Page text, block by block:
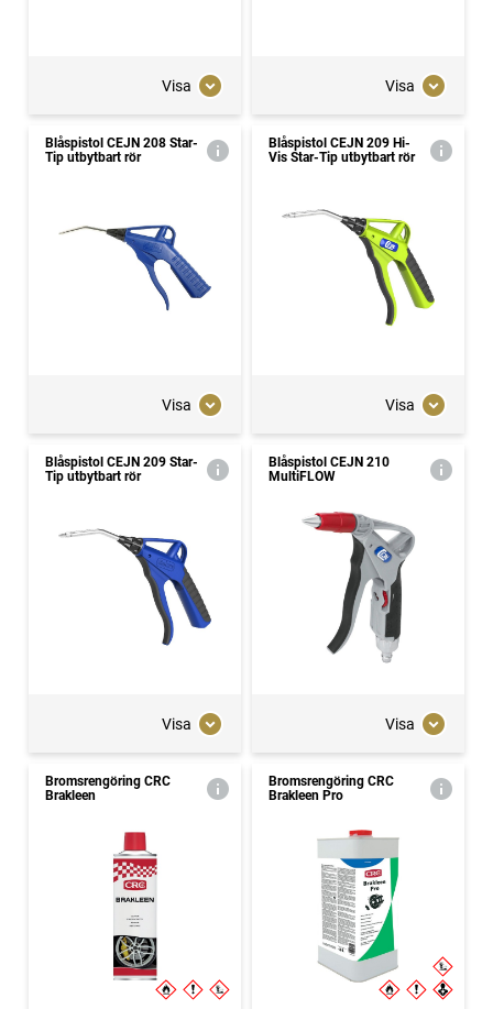
Visa Visa
Blåspistol CEJN 208 Star-
Tip utbytbart rör
Visa
Blåspistol CEJN 209 Hi-
Vis Star-Tip utbytbart rör
Visa
Blåspistol CEJN 209 Star-
Tip utbytbart rör
Visa
Blåspistol CEJN 210
MultiFLOW
Visa
Bromsrengöring CRC
Brakleen
Bromsrengöring CRC
Brakleen Pro